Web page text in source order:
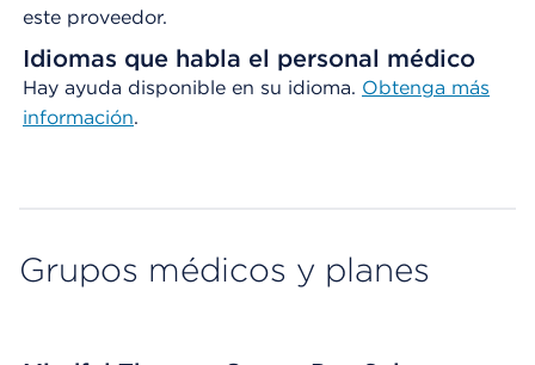
este proveedor.
Idiomas que habla el personal médico
Hay ayuda disponible en su idioma. Obtenga más
información.
Grupos médicos y planes